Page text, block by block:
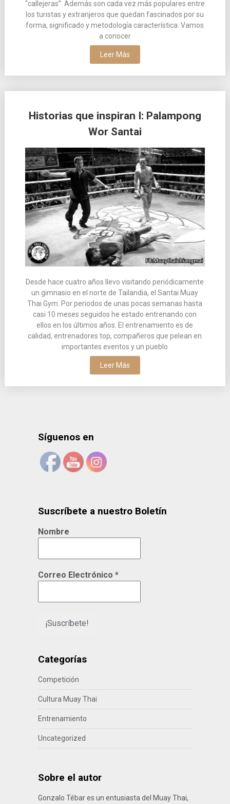
“callejeras”. Además son cada vez más populares entre
los turistas y extranjeros que quedan fascinados por su
forma, significado y metodología característica. Vamos
a conocer
Leer Más
Historias que inspiran I: Palampong
Wor Santai
Desde hace cuatro años llevo visitando periódicamente
un gimnasio en el norte de Tailandia, el Santai Muay
Thai Gym. Por periodos de unas pocas semanas hasta
casi 10 meses seguidos he estado entrenando con
ellos en los últimos años. El entrenamiento es de
calidad, entrenadores top, compañeros que pelean en
importantes eventos y un pueblo
Leer Más
Síguenos en
Suscríbete a nuestro Boletín
Nombre
Correo Electrónico *
Categorías
Competición
Cultura Muay Thai
Entrenamiento
Uncategorized
Sobre el autor
Gonzalo Tébar es un entusiasta del Muay Thai,